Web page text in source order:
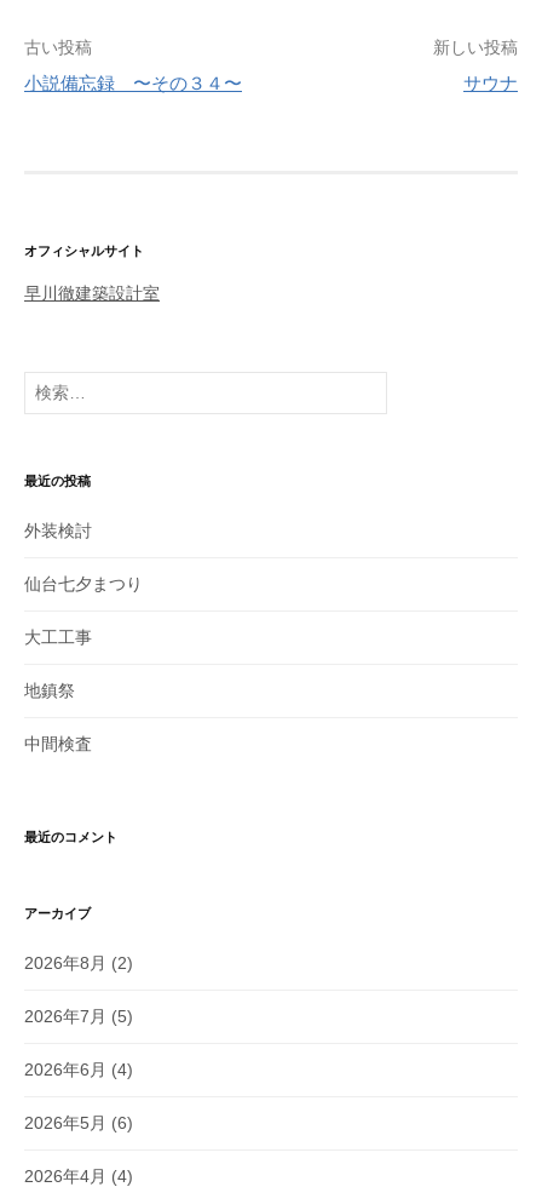
ゲ
ー
ョ
ン
古い投稿
小説備忘録 〜その３４〜
新しい投稿
サウナ
オフィシャルサイト
早川徹建築設計室
検
索
最近の投稿
外装検討
仙台七夕まつり
大工工事
地鎮祭
中間検査
最近のコメント
アーカイブ
2026年8月 (2)
2026年7月 (5)
2026年6月 (4)
2026年5月 (6)
2026年4月 (4)